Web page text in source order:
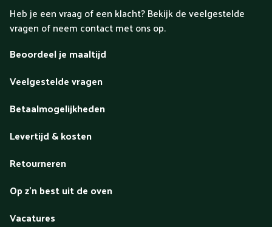
Heb je een vraag of een klacht? Bekijk de veelgestelde
vragen of neem contact met ons op.
Beoordeel je maaltijd
Veelgestelde vragen
Betaalmogelijkheden
Levertijd & kosten
Retourneren
Op z'n best uit de oven
Vacatures